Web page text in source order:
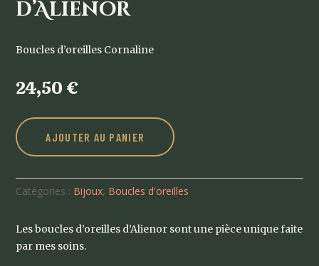
d’Alienor
Boucles d’oreilles Cornaline
24,50 €
AJOUTER AU PANIER
Catégories : Bijoux, Boucles d'oreilles
Les boucles d’oreilles d’Alienor sont une pièce unique faite
par mes soins.